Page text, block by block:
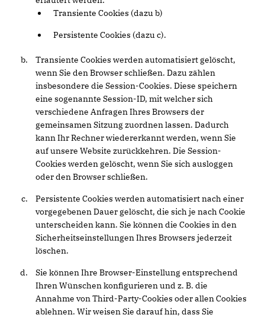
Transiente Cookies (dazu b)
Persistente Cookies (dazu c).
Transiente Cookies werden automatisiert gelöscht,
wenn Sie den Browser schließen. Dazu zählen
insbesondere die Session-Cookies. Diese speichern
eine sogenannte Session-ID, mit welcher sich
verschiedene Anfragen Ihres Browsers der
gemeinsamen Sitzung zuordnen lassen. Dadurch
kann Ihr Rechner wiedererkannt werden, wenn Sie
auf unsere Website zurückkehren. Die Session-
Cookies werden gelöscht, wenn Sie sich ausloggen
oder den Browser schließen.
Persistente Cookies werden automatisiert nach einer
vorgegebenen Dauer gelöscht, die sich je nach Cookie
unterscheiden kann. Sie können die Cookies in den
Sicherheitseinstellungen Ihres Browsers jederzeit
löschen.
Sie können Ihre Browser-Einstellung entsprechend
Ihren Wünschen konfigurieren und z. B. die
Annahme von Third-Party-Cookies oder allen Cookies
ablehnen. Wir weisen Sie darauf hin, dass Sie